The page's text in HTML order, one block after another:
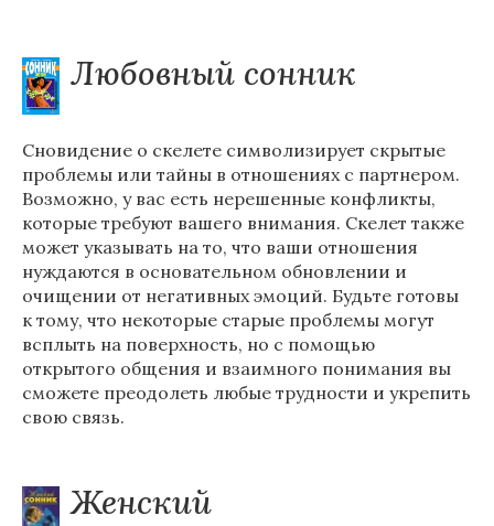
Любовный сонник
Сновидение о скелете символизирует скрытые
проблемы или тайны в отношениях с партнером.
Возможно, у вас есть нерешенные конфликты,
которые требуют вашего внимания. Скелет также
может указывать на то, что ваши отношения
нуждаются в основательном обновлении и
очищении от негативных эмоций. Будьте готовы
к тому, что некоторые старые проблемы могут
всплыть на поверхность, но с помощью
открытого общения и взаимного понимания вы
сможете преодолеть любые трудности и укрепить
свою связь.
Женский